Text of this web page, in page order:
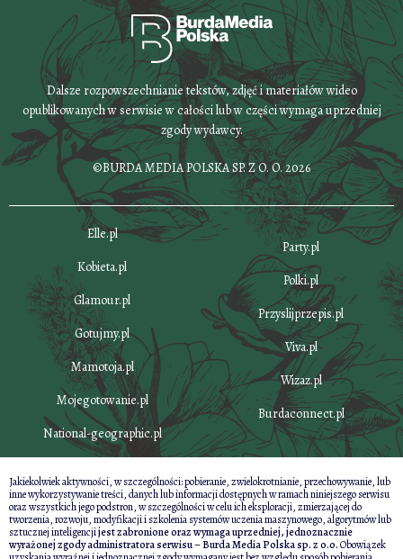
Dalsze rozpowszechnianie tekstów, zdjęć i materiałów wideo
opublikowanych w serwisie w całości lub w części wymaga uprzedniej
zgody wydawcy.
©BURDA MEDIA POLSKA SP. Z O. O. 2026
Elle.pl
Kobieta.pl
Glamour.pl
Gotujmy.pl
Mamotoja.pl
Mojegotowanie.pl
National-geographic.pl
Party.pl
Polki.pl
Przyslijprzepis.pl
Viva.pl
Wizaz.pl
Burdaconnect.pl
Jakiekolwiek aktywności, w szczególności: pobieranie, zwielokrotnianie, przechowywanie, lub
inne wykorzystywanie treści, danych lub informacji dostępnych w ramach niniejszego serwisu
oraz wszystkich jego podstron, w szczególności w celu ich eksploracji, zmierzającej do
tworzenia, rozwoju, modyfikacji i szkolenia systemów uczenia maszynowego, algorytmów lub
sztucznej inteligencjijest zabronione oraz wymaga uprzedniej, jednoznacznie
wyrażonej zgody administratora serwisu – Burda Media Polska sp. z o.o.Obowiązek